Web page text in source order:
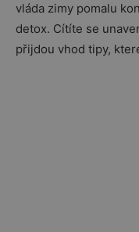
vláda zimy pomalu
detox. Cítíte se
přijdou vhod tipy,